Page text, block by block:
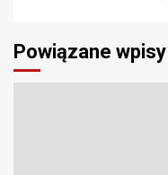
Powiązane wpisy